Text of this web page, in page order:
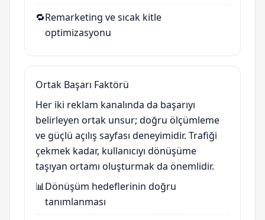
🔁Remarketing ve sıcak kitle
optimizasyonu
Ortak Başarı Faktörü
Her iki reklam kanalında da başarıyı
belirleyen ortak unsur; doğru ölçümleme
ve güçlü açılış sayfası deneyimidir. Trafiği
çekmek kadar, kullanıcıyı dönüşüme
taşıyan ortamı oluşturmak da önemlidir.
📊Dönüşüm hedeflerinin doğru
tanımlanması